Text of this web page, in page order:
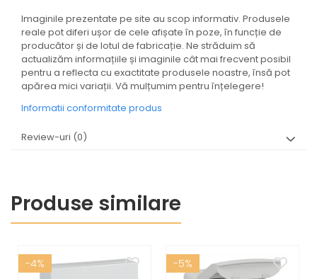
Imaginile prezentate pe site au scop informativ. Produsele
reale pot diferi ușor de cele afișate în poze, în funcție de
producător și de lotul de fabricație. Ne străduim să
actualizăm informațiile și imaginile cât mai frecvent posibil
pentru a reflecta cu exactitate produsele noastre, însă pot
apărea mici variații. Vă mulțumim pentru înțelegere!
Informatii conformitate produs
Review-uri (0)
Produse similare
-4% -5%